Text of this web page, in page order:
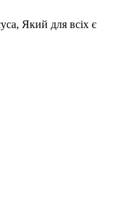
Який для всіх є